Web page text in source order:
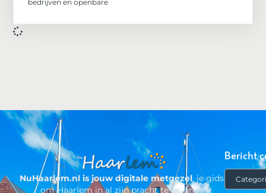
bedrijven en openbare
NuHaarlem.nl is jouw digitale metgezel, je gids
om Haarlem in al zijn pracht te ervaren
Bericht